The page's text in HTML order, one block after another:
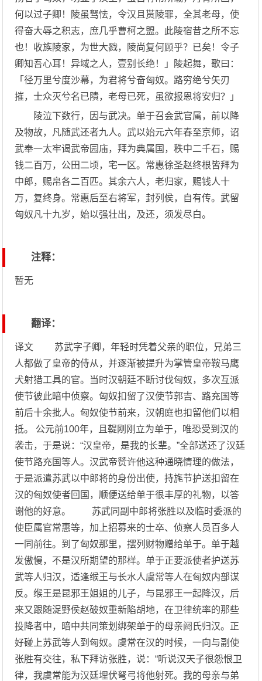
何以过子卿！陵虽驽怯，令汉且贳陵罪，全其老母，使
得奋大辱之积志，庶几乎曹柯之盟。此陵宿昔之所不忘
也！收族陵家，为世大戮，陵尚复何顾乎？已矣！令子
卿知吾心耳！异域之人，壹别长绝！」陵起舞，歌曰：
「径万里兮度沙幕，为君将兮奋匈奴。路穷绝兮矢刃
摧，士众灭兮名已隤，老母已死，虽欲报恩将安归？」
陵泣下数行，因与武决。单于召会武官属，前以降
及物故，凡随武还者九人。武以始元六年春至京师，诏
武奉一太牢谒武帝园庙，拜为典属国，秩中二千石，赐
钱二百万，公田二顷，宅一区。常惠徐圣赵终根皆拜为
中郎，赐帛各二百匹。其余六人，老归家，赐钱人十
万，复终身。常惠后至右将军，封列侯，自有传。武留
匈奴凡十九岁，始以强壮出，及还，须发尽白。
注释：
暂无
翻译：
译文 苏武字子卿，年轻时凭着父亲的职位，兄弟三
人都做了皇帝的侍从，并逐渐被提升为掌管皇帝鞍马鹰
犬射猎工具的官。当时汉朝廷不断讨伐匈奴，多次互派
使节彼此暗中侦察。匈奴扣留了汉使节郭吉、路充国等
前后十余批人。匈奴使节前来，汉朝庭也扣留他们以相
抵。 公元前100年，且鞮刚刚立为单于，唯恐受到汉的
袭击，于是说：“汉皇帝，是我的长辈。”全部送还了汉廷
使节路充国等人。汉武帝赞许他这种通晓情理的做法，
于是派遣苏武以中郎将的身份出使，持旄节护送扣留在
汉的匈奴使者回国，顺便送给单于很丰厚的礼物，以答
谢他的好意。 苏武同副中郎将张胜以及临时委派的
使臣属官常惠等，加上招募来的士卒、侦察人员百多人
一同前往。到了匈奴那里，摆列财物赠给单于。单于越
发傲慢，不是汉所期望的那样。单于正要派使者护送苏
武等人归汉，适逢缑王与长水人虞常等人在匈奴内部谋
反。缑王是昆邪王姐姐的儿子，与昆邪王一起降汉，后
来又跟随浞野侯赵破奴重新陷胡地，在卫律统率的那些
投降者中，暗中共同策划绑架单于的母亲阏氏归汉。正
好碰上苏武等人到匈奴。虞常在汉的时候，一向与副使
张胜有交往，私下拜访张胜，说：“听说汉天子很怨恨卫
律，我虞常能为汉廷埋伏弩弓将他射死。我的母亲与弟